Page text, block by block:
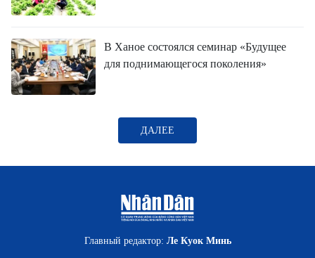
В Ханое состоялся семинар «Будущее
для поднимающегося поколения»
ДАЛЕЕ
Главный редактор: Ле Куок Минь